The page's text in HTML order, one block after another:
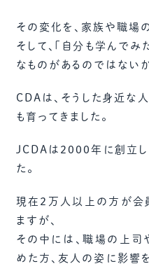
その変化を、家族や職場
そして、「自分も学んで
なものがあるのではないか
CDAは、そうした身近な
も育ってきました。
JCDAは2000年に創立し
た。
現在２万人以上の方が会
ますが、
その中には、職場の上
めた方、友人の姿に影響